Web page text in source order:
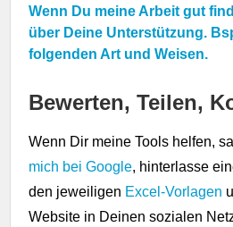
Wenn Du meine Arbeit gut
über Deine Unterstützung.
folgenden Art und Weisen.
Bewerten, Teilen,
Wenn Dir meine Tools helfen,
mich bei Google, hinterlasse
den jeweiligen Excel-Vorlagen
Website in Deinen sozialen